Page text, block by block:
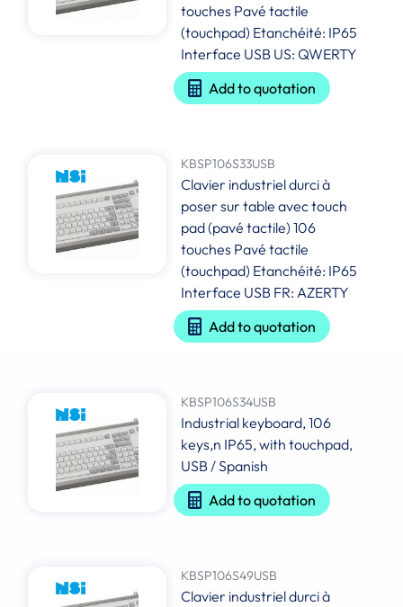
touches Pavé tactile
(touchpad) Etanchéité: IP65
Interface USB US: QWERTY
Add to quotation
KBSP106S33USB
Clavier industriel durci à
poser sur table avec touch
pad (pavé tactile) 106
touches Pavé tactile
(touchpad) Etanchéité: IP65
Interface USB FR: AZERTY
Add to quotation
KBSP106S34USB
Industrial keyboard, 106
keys,n IP65, with touchpad,
USB / Spanish
Add to quotation
KBSP106S49USB
Clavier industriel durci à